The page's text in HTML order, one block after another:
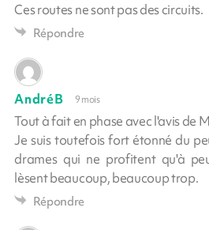
Ces routes ne sont pas des circuits.
Répondre
AndréB 9 mois
Tout à fait en phase avec l'avis de
Je suis toutefois fort étonné du
drames qui ne profitent qu'à
lèsent beaucoup, beaucoup trop.
Répondre